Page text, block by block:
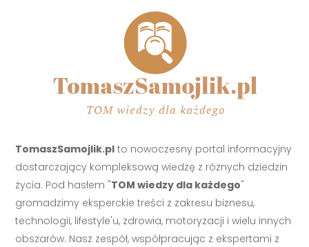
TomaszSamojlik.pl to nowoczesny portal informacyjny
dostarczający kompleksową wiedzę z różnych dziedzin
życia. Pod hasłem "TOM wiedzy dla każdego"
gromadzimy eksperckie treści z zakresu biznesu,
technologii, lifestyle'u, zdrowia, motoryzacji i wielu innych
obszarów. Nasz zespół, współpracując z ekspertami z